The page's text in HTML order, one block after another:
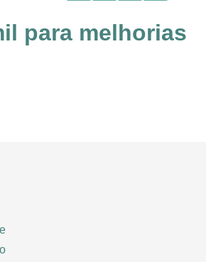
para melhorias